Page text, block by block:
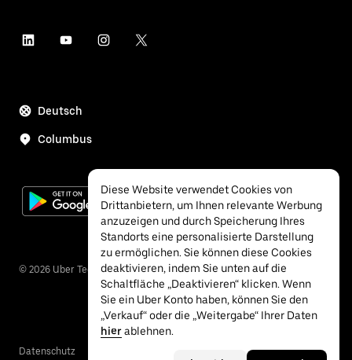
Deutsch
Columbus
© 2026 Uber Technologies Inc.
Datenschutz
Diese Website verwendet Cookies von
Drittanbietern, um Ihnen relevante Werbung
anzuzeigen und durch Speicherung Ihres
Standorts eine personalisierte Darstellung
zu ermöglichen. Sie können diese Cookies
deaktivieren, indem Sie unten auf die
Schaltfläche „Deaktivieren“ klicken. Wenn
Sie ein Uber Konto haben, können Sie den
„Verkauf“ oder die „Weitergabe“ Ihrer Daten
hierablehnen.